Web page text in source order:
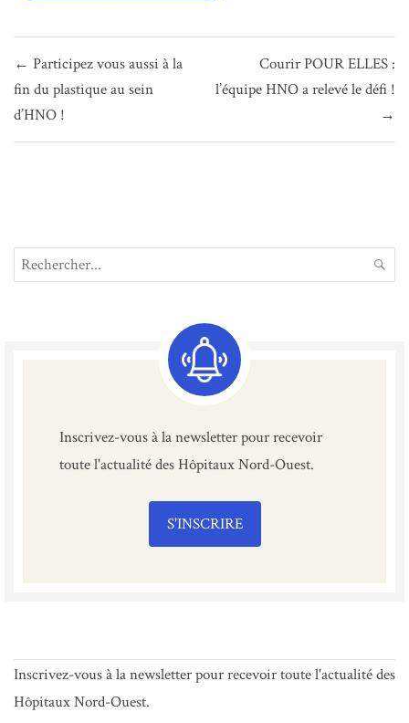
de
l’article
← Participez vous aussi à la
fin du plastique au sein
d’HNO !
Courir POUR ELLES :
l’équipe HNO a relevé le défi !
→
Search
for:
Inscrivez-vous à la newsletter pour recevoir
toute l'actualité des Hôpitaux Nord-Ouest.
S'INSCRIRE
Inscrivez-vous à la newsletter pour recevoir toute l'actualité des
Hôpitaux Nord-Ouest.